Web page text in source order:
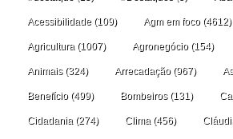
Acessibilidade (109) Agm em foco(4612)
Agricultura (1007) Agronegócio(154)
Animais(324) Arrecadação(967)
Benefício(499) Bombeiros(131)
Cidadania (274) Clima (456)